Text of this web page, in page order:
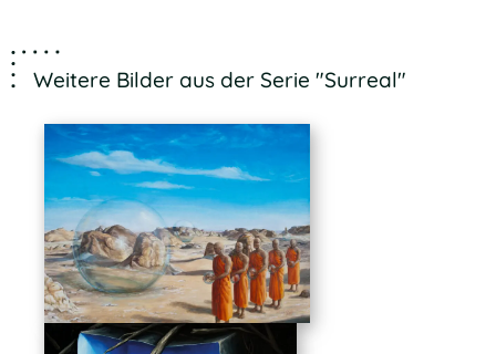
Weitere Bilder aus der Serie "Surreal"